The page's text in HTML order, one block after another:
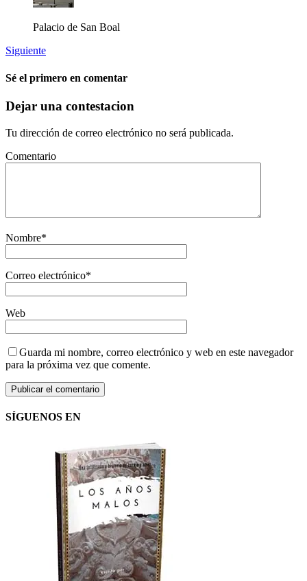
Palacio de San Boal
Siguiente
Sé el primero en comentar
Dejar una contestacion
Tu dirección de correo electrónico no será publicada.
Comentario
Nombre*
Correo electrónico*
Web
Guarda mi nombre, correo electrónico y web en este navegador
para la próxima vez que comente.
SÍGUENOS EN